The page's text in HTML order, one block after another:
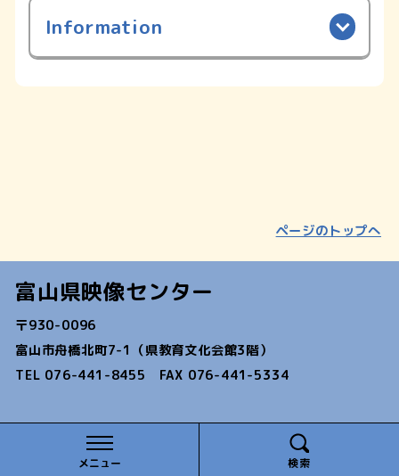
メニュー 検索
Information
ページのトップへ
富山県映像センター
〒930-0096
富山市舟橋北町7-1（県教育文化会館3階）
TEL 076-441-8455 FAX 076-441-5334
COPYRIGHT(C) TOYAMA AUDIO-VISUAL CENTER. ALL RIG